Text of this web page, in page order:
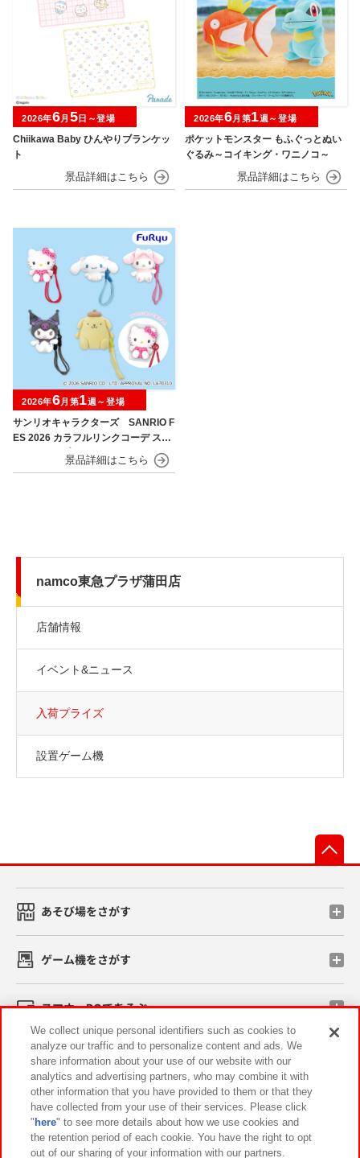
Chiikawa Baby ひんやりブランケッ
ト
2026年6月 5日～登場
ポケットモンスター もふぐっとぬい
ぐるみ～コイキング・ワニノコ～
2026年6月第1週～登場
サンリオキャラクターズ SANRIO F
ES 2026 カラフルリンクコーデ スマ
ホストラップ
2026年6月第1週～登場
namco東急プラザ蒲田店
店舗情報
イベント&ニュース
入荷プライズ
設置ゲーム機
あそび場をさがす
ゲーム機をさがす
スマホ・PCであそぶ
イベント・キャンペーン
関連会社 サステナビリティ サイトポリシー
We collect unique personal identifiers such as cookies to
analyze our traffic and to personalize content and ads. We
share information about your use of our website with our
analytics and advertising partners, who may combine it with
other information that you have provided to them or that they
have collected from your use of their services. Please click
" here" to see more details about how we use cookies and
the retention period of each cookie. You have the right to opt
out of our sharing of your information with our partners.